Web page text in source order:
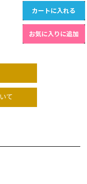
カートに入れる
お気に入りに追加
て